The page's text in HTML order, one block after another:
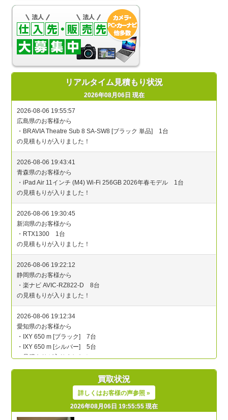
リアルタイム見積もり状況
2026年08月06日 現在
買取状況
詳しくはお客様の声参照 »
2026年08月06日 19:55:55 現在